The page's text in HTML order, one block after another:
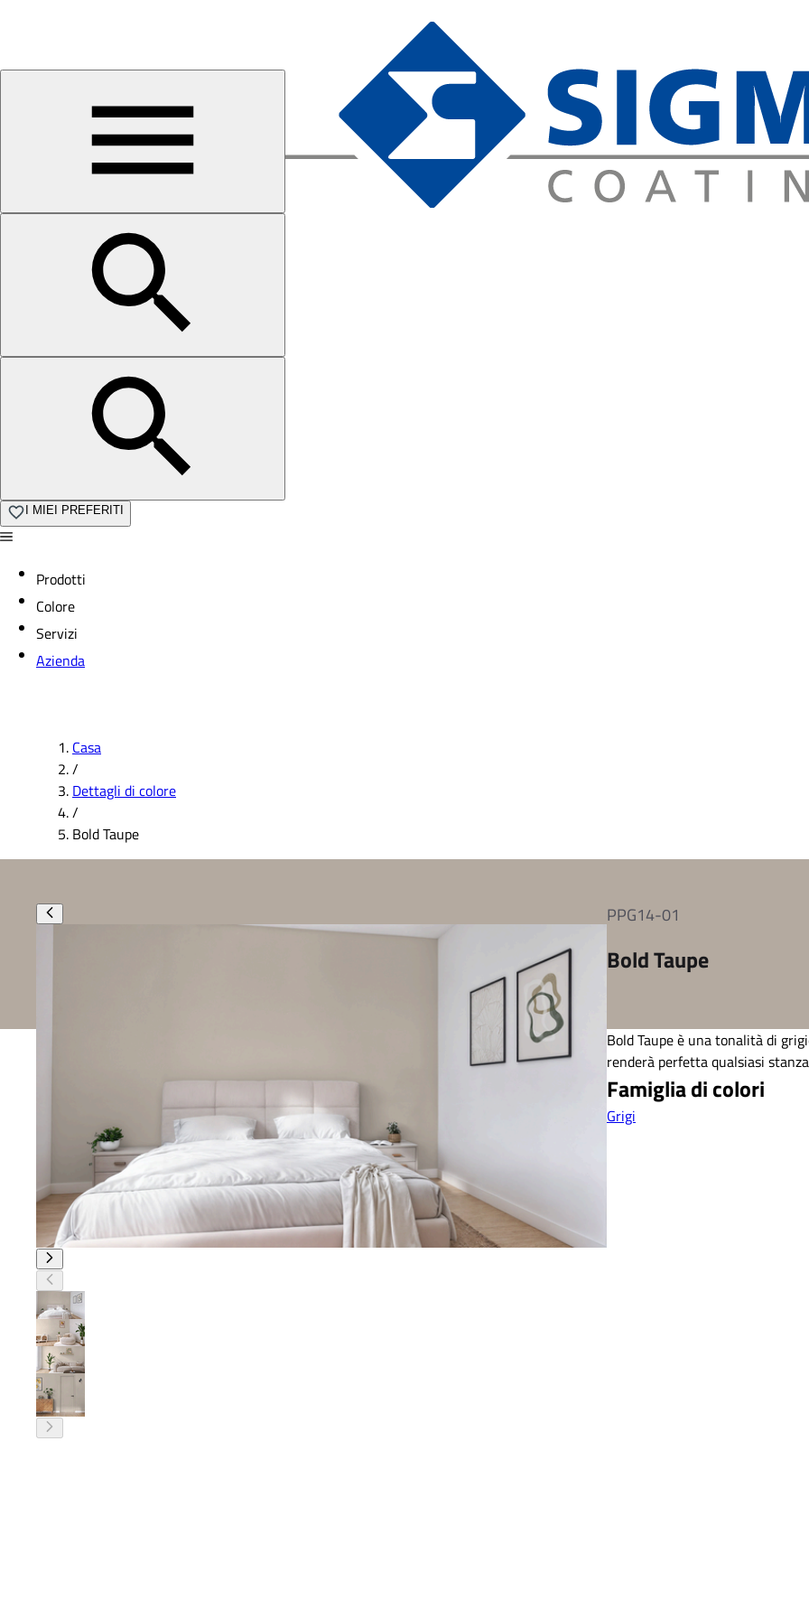
I MIEI PREFERITI
Prodotti
Colore
Servizi
Azienda
Casa
/
Dettagli di colore
/
Bold Taupe
PPG14-01
Bold Taupe
Bold Taupe è una tonalità di
renderà perfetta qualsiasi
Famiglia di colori
Grigi